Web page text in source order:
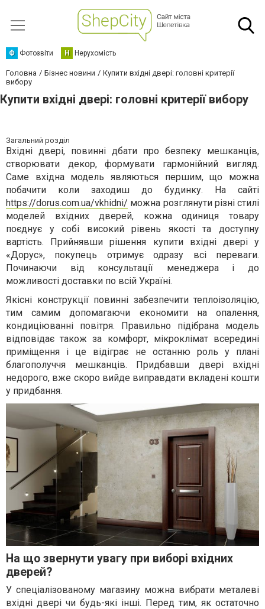
Ф Фотозвіти Н Нерухомість
Головна Бізнес новини
Купити вхідні двері: головні критерії
вибору
Купити вхідні двері: головні критерії вибору
Загальний розділ
Вхідні двері, повинні дбати про безпеку мешканців,
створювати декор, формувати гармонійний вигляд.
Саме вхідна модель являються першим, що можна
побачити коли заходиш до будинку. На сайті
https://dorus.com.ua/vkhidni/ можна розглянути різні стилі
моделей вхідних дверей, кожна одиниця товару
поєднує у собі високий рівень якості та доступну
вартість. Прийнявши рішення купити вхідні двері у
«Дорус», покупець отримує одразу всі переваги.
Починаючи від консультації менеджера і до
можливості доставки по всій Україні.
Якісні конструкції повинні забезпечити теплоізоляцію,
тим самим допомагаючи економити на опалення,
кондиціюванні повітря. Правильно підібрана модель
відповідає також за комфорт, мікроклімат всередині
приміщення і це відіграє не останню роль у плані
благополуччя мешканців. Придбавши двері вхідні
недорого, вже скоро вийде виправдати вкладені кошти
у придбання.
На що звернути увагу при виборі вхідних
дверей?
У спеціалізованому магазину можна вибрати металеві
вхідні двері чи будь-які інші. Перед тим, як остаточно